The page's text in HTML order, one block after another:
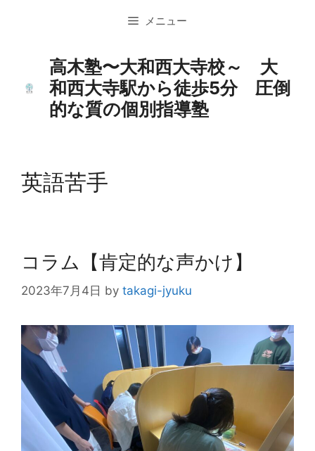
メニュー
高木塾〜大和西大寺校～ 大
和西大寺駅から徒歩5分 圧倒
的な質の個別指導塾
英語苦手
コラム【肯定的な声かけ】
2023年7月4日 by takagi-jyuku